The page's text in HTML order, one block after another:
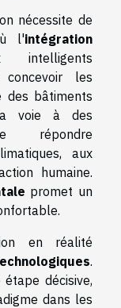
nécessite de
l'intégration
les
des bâtiments
voie à des
répondre
aux
humaine.
promet un
en réalité
.
décisive,
dans les